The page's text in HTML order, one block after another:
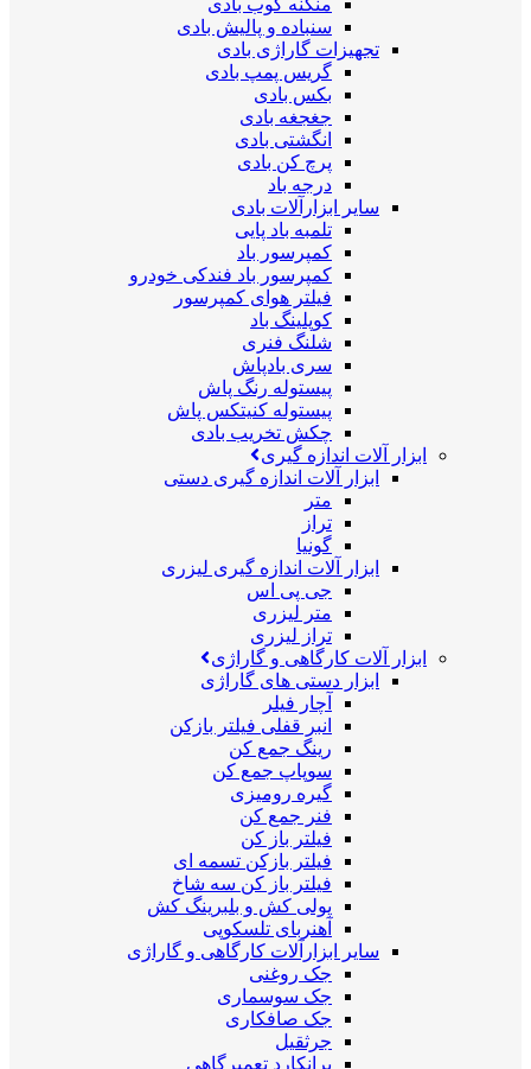
منگنه کوب بادی
سنباده و پالیش بادی
تجهیزات گاراژی بادی
گریس پمپ بادی
بکس بادی
جغجغه بادی
انگشتی بادی
پرچ کن بادی
درجه باد
سایر ابزارآلات بادی
تلمبه باد پایی
کمپرسور باد
کمپرسور باد فندکی خودرو
فیلتر هوای کمپرسور
کوپلینگ باد
شلنگ فنری
سری بادپاش
پیستوله رنگ پاش
پیستوله کنیتکس پاش
چکش تخریب بادی
ابزار آلات اندازه گیری
ابزار آلات اندازه گیری دستی
متر
تراز
گونیا
ابزار آلات اندازه گیری لیزری
جی پی اس
متر لیزری
تراز لیزری
ابزار آلات کارگاهی و گاراژی
ابزار دستی های گاراژی
آچار فیلر
انبر قفلی فیلتر بازکن
رینگ جمع کن
سوپاپ جمع کن
گیره رومیزی
فنر جمع کن
فیلتر باز کن
فیلتر بازکن تسمه ای
فیلتر باز کن سه شاخ
پولی کش و بلبرینگ کش
آهنربای تلسکوپی
سایر ابزارآلات کارگاهی و گاراژی
جک روغنی
جک سوسماری
جک صافکاری
جرثقیل
برانکارد تعمیرگاهی